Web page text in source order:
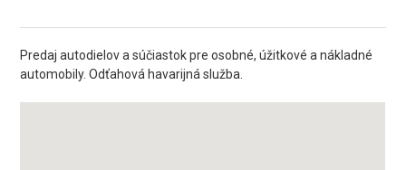
Predaj autodielov a súčiastok pre osobné, úžitkové a nákladné
automobily. Odťahová havarijná služba.